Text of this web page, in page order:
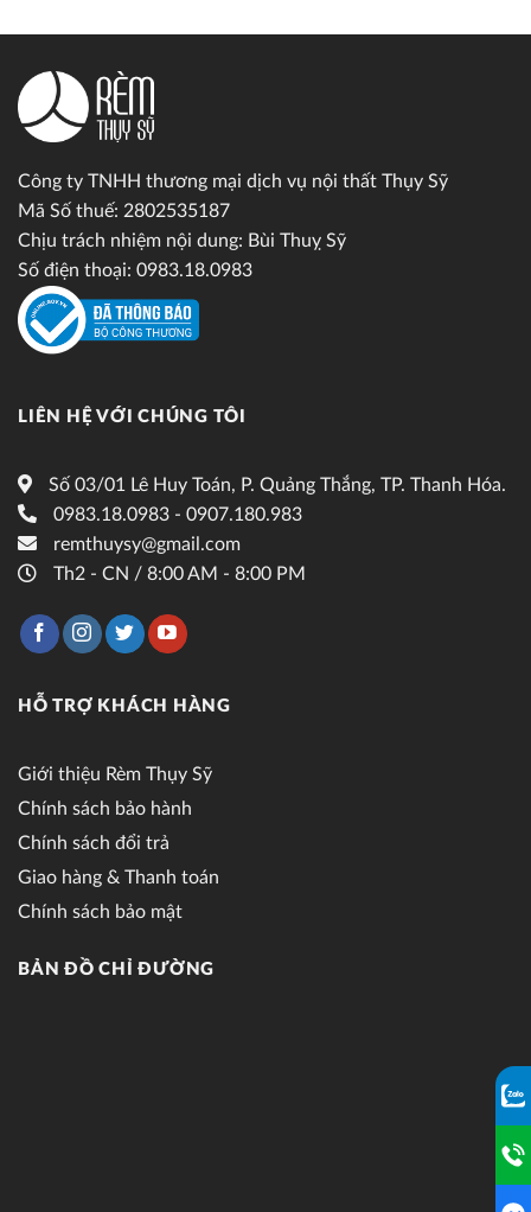
Công ty TNHH thương mại dịch vụ nội thất Thụy Sỹ
Mã Số thuế: 2802535187
Chịu trách nhiệm nội dung: Bùi Thuỵ Sỹ
Số điện thoại: 0983.18.0983
LIÊN HỆ VỚI CHÚNG TÔI
Số 03/01 Lê Huy Toán, P. Quảng Thắng, TP. Thanh Hóa.
0983.18.0983 - 0907.180.983
remthuysy@gmail.com
Th2 - CN / 8:00 AM - 8:00 PM
HỖ TRỢ KHÁCH HÀNG
Giới thiệu Rèm Thụy Sỹ
Chính sách bảo hành
Chính sách đổi trả
Giao hàng & Thanh toán
Chính sách bảo mật
BẢN ĐỒ CHỈ ĐƯỜNG